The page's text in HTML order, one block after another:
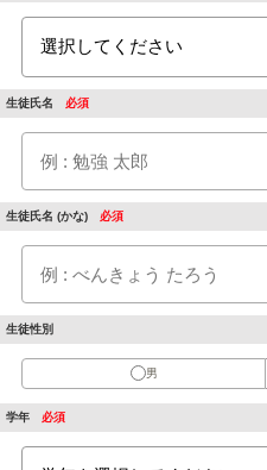
生徒氏名
生徒氏名 (かな)
生徒性別
男
学年